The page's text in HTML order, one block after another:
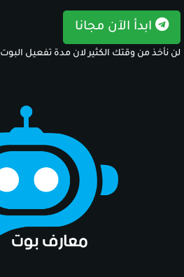
ابدأ الآن مجانا
لن نأخذ من وقتك الكثير لان مدة تفعيل البوت 3 ثواني فقط